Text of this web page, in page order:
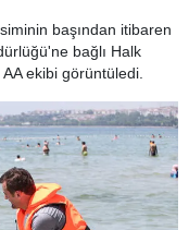
başından itibaren
bağlı Halk
AA ekibi görüntüledi.